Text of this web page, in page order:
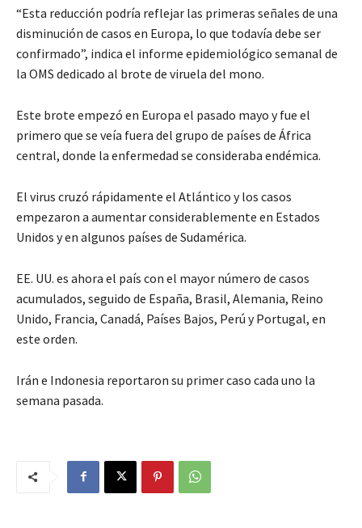
“Esta reducción podría reflejar las primeras señales de una
disminución de casos en Europa, lo que todavía debe ser
confirmado”, indica el informe epidemiológico semanal de
la OMS dedicado al brote de viruela del mono.
Este brote empezó en Europa el pasado mayo y fue el
primero que se veía fuera del grupo de países de África
central, donde la enfermedad se consideraba endémica.
El virus cruzó rápidamente el Atlántico y los casos
empezaron a aumentar considerablemente en Estados
Unidos y en algunos países de Sudamérica.
EE. UU. es ahora el país con el mayor número de casos
acumulados, seguido de España, Brasil, Alemania, Reino
Unido, Francia, Canadá, Países Bajos, Perú y Portugal, en
este orden.
Irán e Indonesia reportaron su primer caso cada uno la
semana pasada.